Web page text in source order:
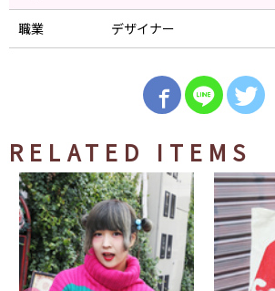
職業 デザイナー
RELATED ITEMS